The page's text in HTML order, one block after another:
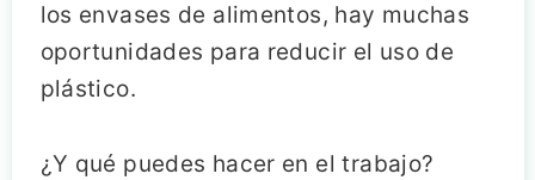
los envases de alimentos, hay muchas
oportunidades para reducir el uso de
plástico.
¿Y qué puedes hacer en el trabajo?